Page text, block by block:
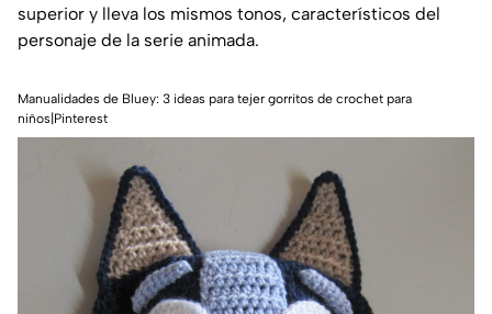
superior y lleva los mismos tonos, característicos del
personaje de la serie animada.
Manualidades de Bluey: 3 ideas para tejer gorritos de crochet para
niños|Pinterest